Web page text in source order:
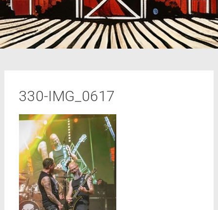
330-IMG_0617